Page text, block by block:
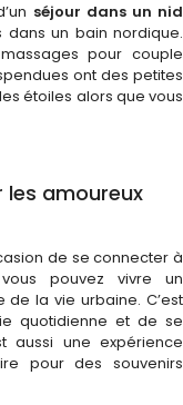
séjour dans un nid
dans un bain nordique.
pour couple
ont des petites
étoiles alors que vous
les amoureux
de se connecter à
pouvez vivre un
la vie urbaine. C’est
quotidienne et de se
aussi une expérience
pour des souvenirs